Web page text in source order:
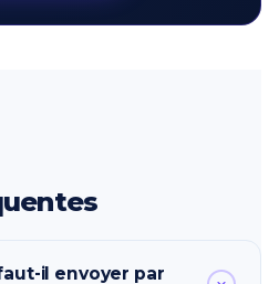
il envoyer par